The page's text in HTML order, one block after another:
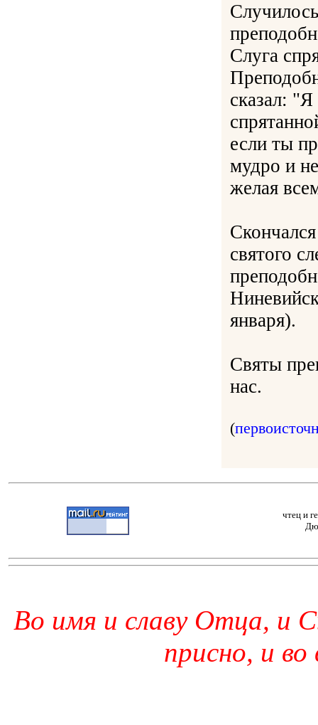
Слуга
сказал:
если ты
мудро и
желая
святого
января).
Святы
нас.
(
чтец и
Во имя и славу Отца, и
присно, и во